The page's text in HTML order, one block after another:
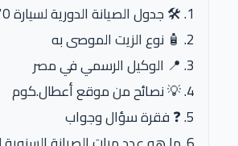
🛠️ جدول الصيانة الدورية لسيارة Jetour X70
🧴 نوع الزيت الموصى به
📍 الوكيل الرسمي في مصر
💡 نصائح من موقع أعطال.كوم
❓ فقرة سؤال وجواب